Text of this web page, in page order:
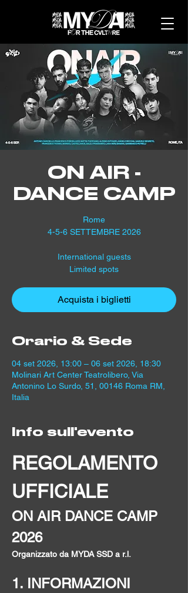
ON AIR -
DANCE CAMP
Rome
4-5-6 SETTEMBRE 2026
International guests
Limited spots
Acquista i biglietti
Orario & Sede
04 set 2026, 13:00 – 06 set 2026, 18:30
Molinari Art Center Teatrolibero, Via
Antonino Lo Surdo, 51, 00146 Roma RM,
Italia
Info sull'evento
REGOLAMENTO
UFFICIALE
ON AIR DANCE CAMP
2026
Organizzato da MYDA SSD a r.l.
1. INFORMAZIONI